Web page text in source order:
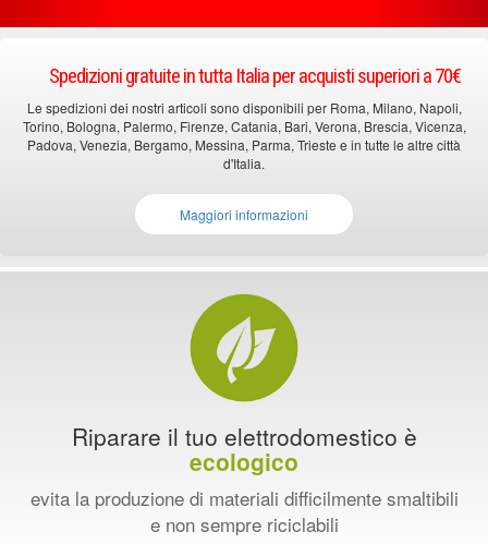
Spedizioni gratuite in tutta Italia per acquisti superiori a 70€
Le spedizioni dei nostri articoli sono disponibili per Roma, Milano, Napoli,
Torino, Bologna, Palermo, Firenze, Catania, Bari, Verona, Brescia, Vicenza,
Padova, Venezia, Bergamo, Messina, Parma, Trieste e in tutte le altre città
d'Italia.
Maggiori informazioni
Riparare il tuo elettrodomestico è
ecologico
evita la produzione di materiali difficilmente smaltibili
e non sempre riciclabili